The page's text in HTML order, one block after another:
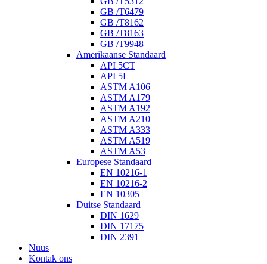
GB /T6479
GB /T8162
GB /T8163
GB /T9948
Amerikaanse Standaard
API 5CT
API 5L
ASTM A106
ASTM A179
ASTM A192
ASTM A210
ASTM A333
ASTM A519
ASTM A53
Europese Standaard
EN 10216-1
EN 10216-2
EN 10305
Duitse Standaard
DIN 1629
DIN 17175
DIN 2391
Nuus
Kontak ons